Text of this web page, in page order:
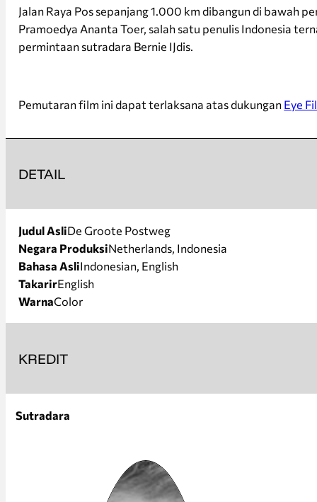
Jalan Raya Pos sepanjang 1.000 km dibangun di bawah
Pramoedya Ananta Toer, salah satu penulis Indonesia
permintaan sutradara Bernie IJdis.
Pemutaran film ini dapat terlaksana atas dukungan Eye
KREDIT
Sutradara
DETAIL
Judul AsliDe Groote Postweg
Negara ProduksiNetherlands, Indonesia
Bahasa AsliIndonesian, English
TakarirEnglish
WarnaColor